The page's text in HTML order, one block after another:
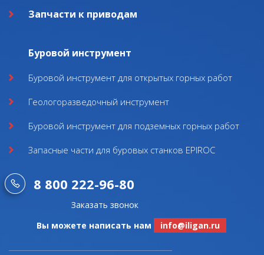
Запчасти к приводам
Буровой инструмент
Буровой инструмент для открытых горных работ
Геологоразведочный инструмент
Буровой инструмент для подземных горных работ
Запасные части для буровых станков EPIROC
8 800 222-96-80
Заказать звонок
Вы можете написать нам
info@iligan.ru